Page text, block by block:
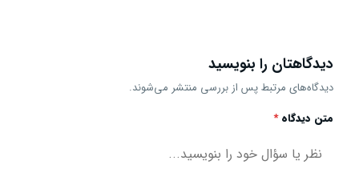
دیدگاهتان را بنویسید
دیدگاه‌های مرتبط پس از بررسی منتشر می‌شوند.
متن دیدگاه*